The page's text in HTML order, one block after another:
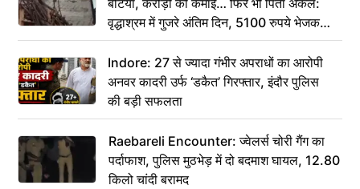
बेटियां, करोड़ों की कमाई… फिर भी पिता अकेले:
वृद्धाश्रम में गुजरे अंतिम दिन, 5100 रुपये भेजकर
कहा– अंतिम संस्कार कर दीजिए हम नहीं आ पाएंगे
Indore: 27 से ज्यादा गंभीर अपराधों का आरोपी
अनवर कादरी उर्फ ‘डकैत’ गिरफ्तार, इंदौर पुलिस
की बड़ी सफलता
Raebareli Encounter: ज्वेलर्स चोरी गैंग का
पर्दाफाश, पुलिस मुठभेड़ में दो बदमाश घायल, 12.80
किलो चांदी बरामद